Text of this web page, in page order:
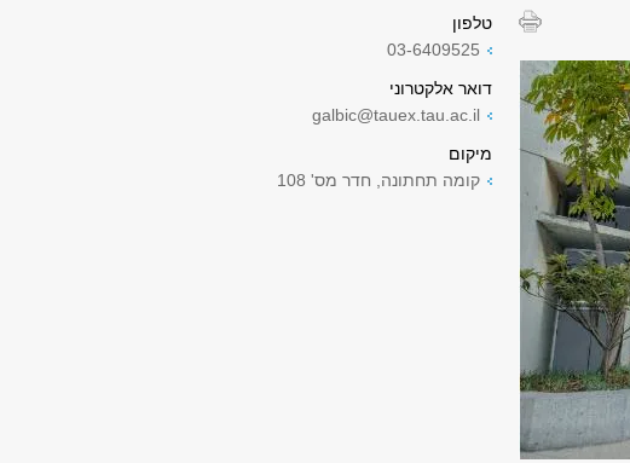
טלפון
03-6409525
דואר אלקטרוני
galbic@tauex.tau.ac.il
מיקום
קומה תחתונה, חדר מס' 108